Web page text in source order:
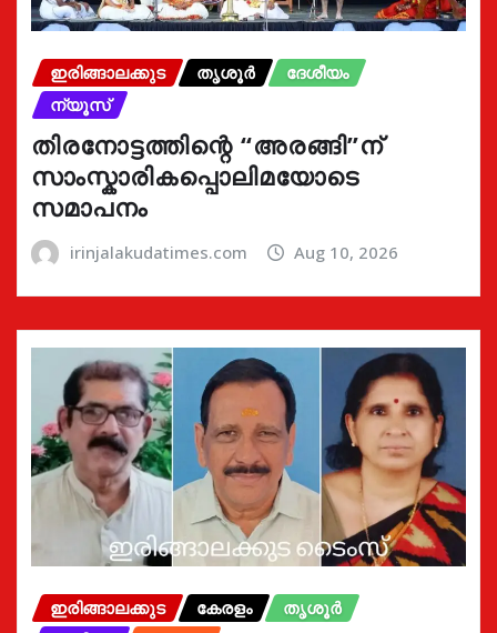
ഇരിങ്ങാലക്കുട തൃശൂർ
ദേശീയം
ന്യൂസ്
തിരനോട്ടത്തിന്റെ “അരങ്ങി”ന്
സാംസ്കാരികപ്പൊലിമയോടെ
സമാപനം
irinjalakudatimes.com Aug 10, 2026
ഇരിങ്ങാലക്കുട കേരളം
തൃശൂർ